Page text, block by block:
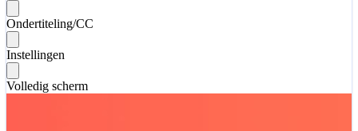
Ondertiteling/CC
Instellingen
Volledig scherm